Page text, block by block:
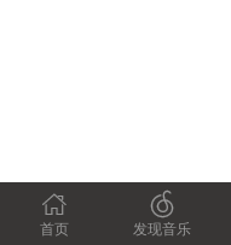

首页

发现音乐